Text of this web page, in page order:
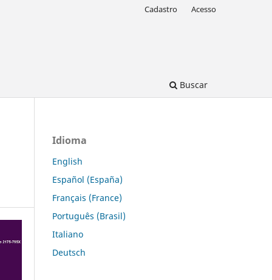
Buscar
Cadastro Acesso
Idioma
English
Español (España)
Français (France)
Português (Brasil)
Italiano
Deutsch